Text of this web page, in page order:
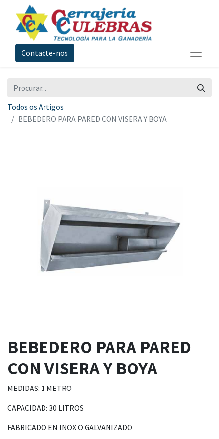
Contacte-nos
Todos os Artigos
BEBEDERO PARA PARED CON VISERA Y BOYA
BEBEDERO PARA PARED
CON VISERA Y BOYA
MEDIDAS: 1 METRO
CAPACIDAD: 30 LITROS
FABRICADO EN INOX O GALVANIZADO